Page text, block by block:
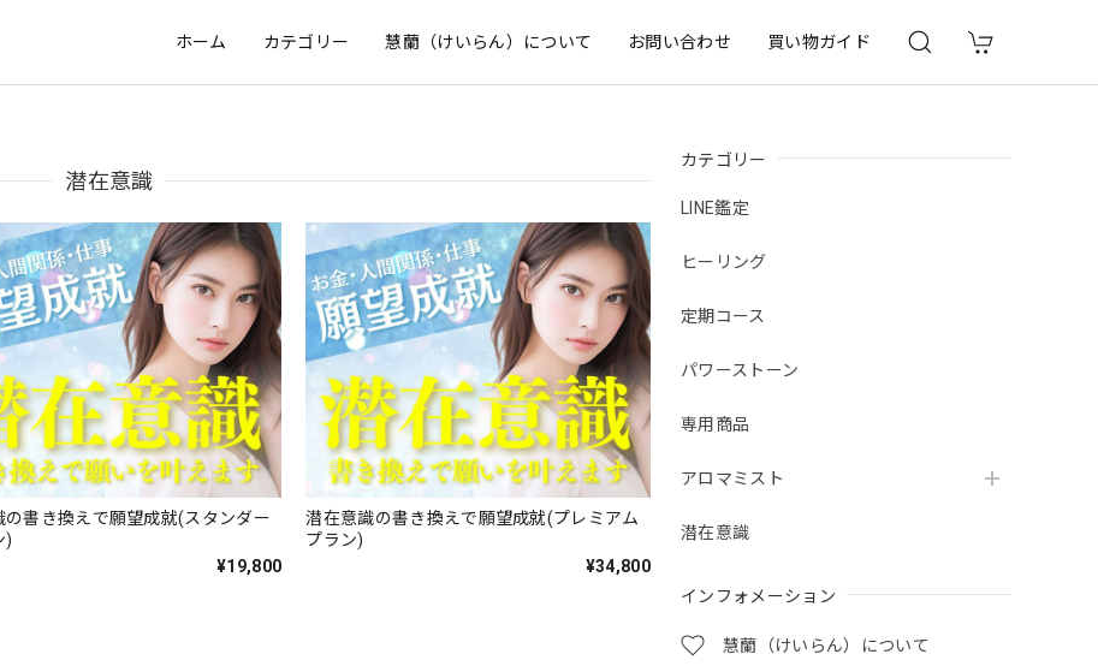
ホーム カテゴリー 慧蘭（けいらん）について お問い合わせ 買い物ガイド
カテゴリー
LINE鑑定
ヒーリング
定期コース
パワーストーン
専用商品
アロマミスト
潜在意識
インフォメーション
慧蘭（けいらん）について
潜在意識
の書き換えで願望成就(スタンダー
)
¥19,800
潜在意識の書き換えで願望成就(プレミアム
プラン)
¥34,800